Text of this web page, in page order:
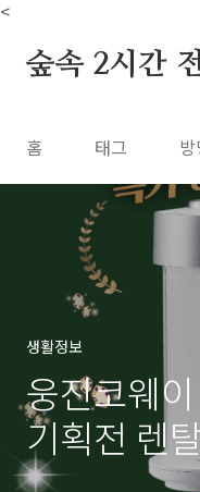
<
본문 바로가기
숲속 2시간
홈 태그
생활정보
웅진코웨
기획전 렌